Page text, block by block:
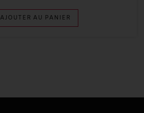
AJOUTER AU PANIER